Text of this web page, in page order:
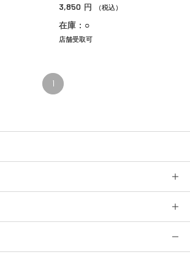
3,850 円 （税込）
在庫：○
店舗受取可
1